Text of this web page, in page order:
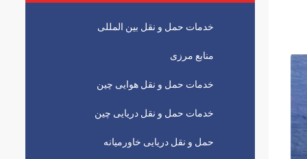
خدمات حمل و نقل بین المللی
منابع مرزی
خدمات حمل و نقل هوایی چین
خدمات حمل و نقل دریایی چین
حمل و نقل دریایی خاورمیانه